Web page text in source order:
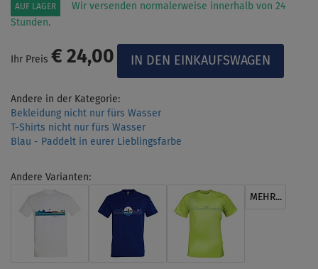
AUF LAGER
Wir versenden normalerweise innerhalb von 24
Stunden.
Ihr Preis € 24,00
Andere in der Kategorie:
Bekleidung nicht nur fürs Wasser
T-Shirts nicht nur fürs Wasser
Blau - Paddelt in eurer Lieblingsfarbe
Andere Varianten:
MEHR...